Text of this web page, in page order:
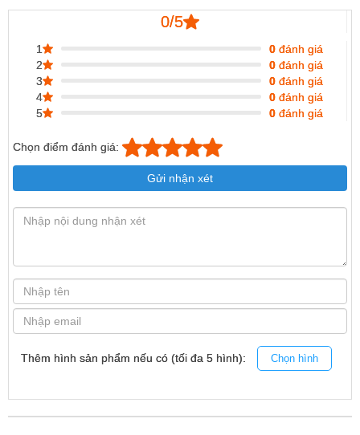
0/5
1 0 đánh giá
2
0 đánh giá
3
0 đánh giá
4
0 đánh giá
5
0 đánh giá
Chọn điểm đánh giá:
Gửi nhận xét
Thêm hình sản phẩm nếu có (tối đa 5 hình): Chọn hình